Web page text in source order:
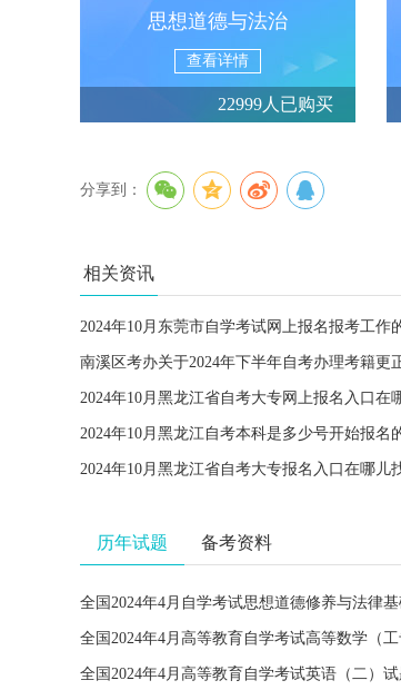
思想道德与法治
查看详情
22999人已购买
分享到：
相关资讯
2024年10月东莞市自学考试网上报名报考工作
2024年10月黑龙江省自考大专网上报名入口在
2024年10月黑龙江自考本科是多少号开始报名
2024年10月黑龙江省自考大专报名入口在哪儿
历年试题 备考资料
全国2024年4月自学考试思想道德修养与法律
全国2024年4月高等教育自学考试高等数学（
全国2024年4月高等教育自学考试英语（二）试